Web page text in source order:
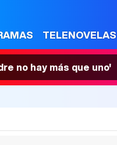
TELENOVELAS
no hay más que uno'